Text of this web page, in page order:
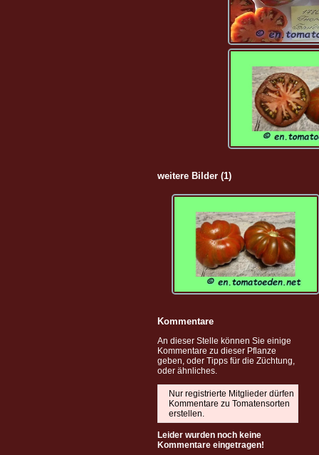
weitere Bilder (1)
Kommentare
An dieser Stelle können Sie einige
Kommentare zu dieser Pflanze
geben, oder Tipps für die Züchtung,
oder ähnliches.
Nur registrierte Mitglieder dürfen
Kommentare zu Tomatensorten
erstellen.
Leider wurden noch keine
Kommentare eingetragen!